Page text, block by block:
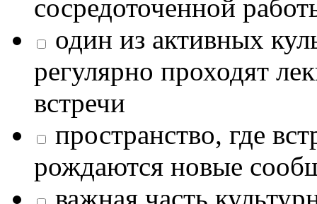
сосредоточенной
один из активных
регулярно проходят
встречи
пространство, где
рождаются новые